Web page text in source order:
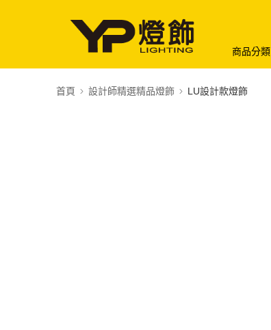
商品分類
首頁 設計師精選精品燈飾 LU設計款燈飾